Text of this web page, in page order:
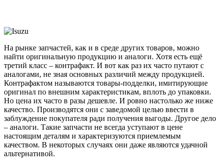
На рынке запчастей, как и в среде других товаров, можно
найти оригинальную продукцию и аналоги. Хотя есть ещё
третий класс – контрафакт. И вот как раз их часто путают с
аналогами, не зная основных различий между продукцией.
Контрафактом называются товары-подделки, имитирующие
оригинал по внешним характеристикам, вплоть до упаковки.
Но цена их часто в разы дешевле. И ровно настолько же ниже
качество. Производятся они с заведомой целью ввести в
заблуждение покупателя ради получения выгоды. Другое дело
– аналоги. Такие запчасти не всегда уступают в цене
настоящим деталям и характеризуются приемлемым
качеством. В некоторых случаях они даже являются удачной
альтернативой.